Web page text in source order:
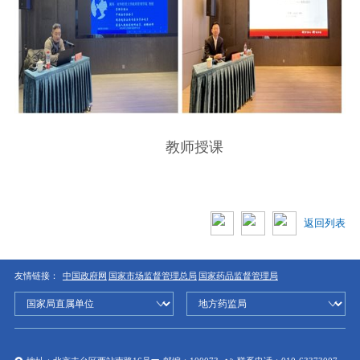
教师授课
返回列表
友情链接： 中国政府网 国家市场监督管理总局 国家药品监督管理局